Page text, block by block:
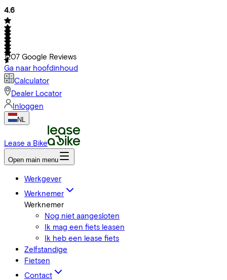
4.6
1207 Google Reviews
Ga naar hoofdinhoud
Calculator
Dealer Locator
Inloggen
NL
Lease a Bike
Open main menu
Werkgever
Werknemer
Werknemer
Nog niet aangesloten
Ik mag een fiets leasen
Ik heb een lease fiets
Zelfstandige
Fietsen
Contact